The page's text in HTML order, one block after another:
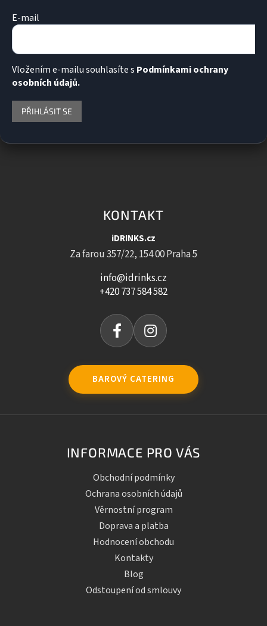
E-mail
Vložením e-mailu souhlasíte s Podmínkami ochrany
osobních údajů.
PŘIHLÁSIT SE
KONTAKT
iDRINKS.cz
Za farou 357/22, 154 00 Praha 5
info@idrinks.cz
+420 737 584 582
BAROVÝ CATERING
INFORMACE PRO VÁS
Obchodní podmínky
Ochrana osobních údajů
Věrnostní program
Doprava a platba
Hodnocení obchodu
Kontakty
Blog
Odstoupení od smlouvy